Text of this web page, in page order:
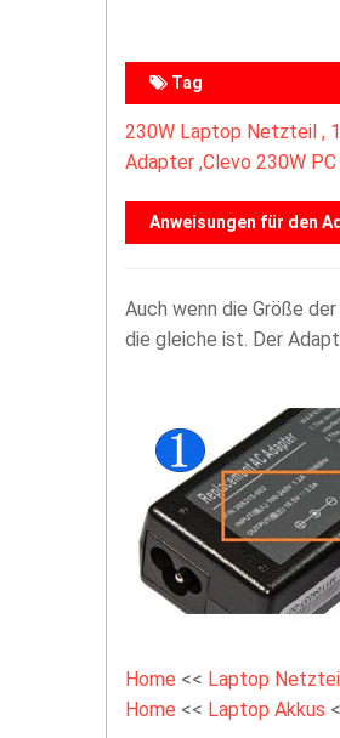
Tag
230W Laptop Netzteil ,
Adapter ,Clevo 230W
Anweisungen für den
Auch wenn die Größe
die gleiche ist. Der
Home << Laptop
Home << Laptop Akkus